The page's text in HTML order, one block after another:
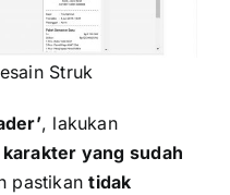
Struk
’, lakukan
yang sudah
pastikantidak